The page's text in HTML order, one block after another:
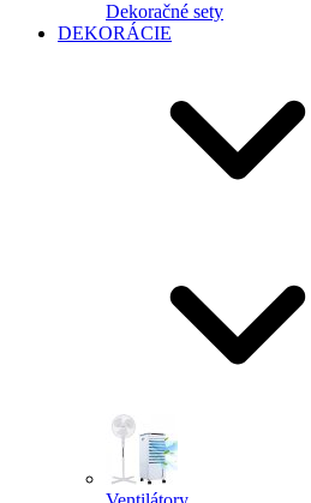
Dekoračné sety
DEKORÁCIE